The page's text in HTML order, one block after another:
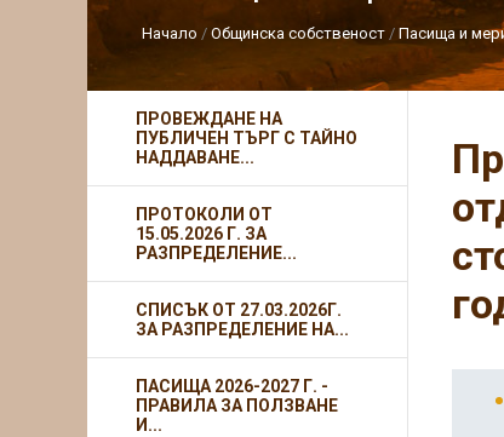
Начало Общинска собственост Пасища и
ПРОВЕЖДАНЕ НА
ПУБЛИЧЕН ТЪРГ С ТАЙНО
НАДДАВАНЕ...
ПРОТОКОЛИ ОТ
15.05.2026 Г. ЗА
РАЗПРЕДЕЛЕНИЕ...
СПИСЪК ОТ 27.03.2026Г.
ЗА РАЗПРЕДЕЛЕНИЕ НА...
ПАСИЩА 2026-2027 Г. -
ПРАВИЛА ЗА ПОЛЗВАНЕ
И...